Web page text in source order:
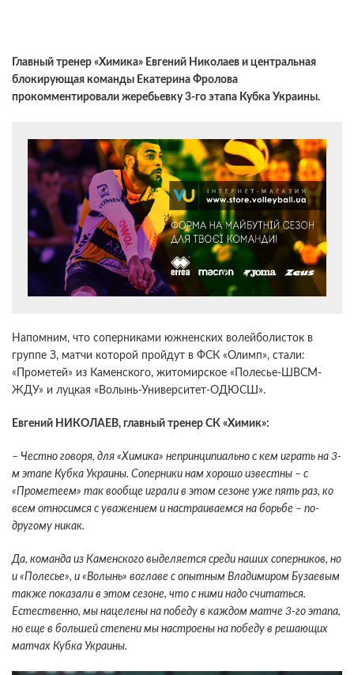
Главный тренер «Химика» Евгений Николаев и центральная
блокирующая команды Екатерина Фролова
прокомментировали жеребьевку 3-го этапа Кубка Украины.
Напомним, что соперниками южненских волейболисток в
группе З, матчи которой пройдут в ФСК «Олимп», стали:
«Прометей» из Каменского, житомирское «Полесье-ШВСМ-
ЖДУ» и луцкая «Волынь-Университет-ОДЮСШ».
Евгений НИКОЛАЕВ, главный тренер СК «Химик»:
– Честно говоря, для «Химика» непринципиально с кем играть на 3-
м этапе Кубка Украины. Соперники нам хорошо известны – с
«Прометеем» так вообще играли в этом сезоне уже пять раз, ко
всем относимся с уважением и настраиваемся на борьбе – по-
другому никак.
Да, команда из Каменского выделяется среди наших соперников, но
и «Полесье», и «Волынь» воглаве с опытным Владимиром Бузаевым
также показали в этом сезоне, что с ними надо считаться.
Естественно, мы нацелены на победу в каждом матче 3-го этапа,
но еще в большей степени мы настроены на победу в решающих
матчах Кубка Украины.